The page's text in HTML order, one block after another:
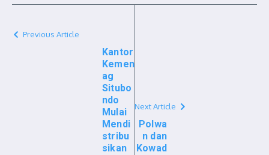
Previous Article
Kantor
Kemen
ag
Situbo
ndo
Mulai
Mendi
stribu
sikan
Next Article
Polwa
n dan
Kowad